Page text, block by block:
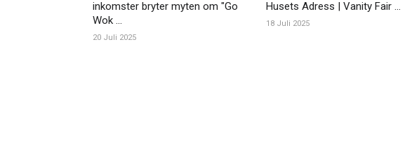
inkomster bryter myten om "Go
Wok ...
20 Juli 2025
Husets Adress | Vanity Fair ...
18 Juli 2025